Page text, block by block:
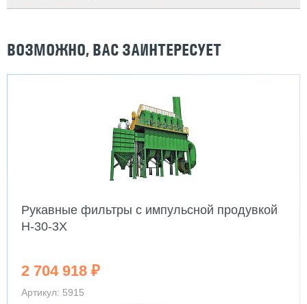
ВОЗМОЖНО, ВАС ЗАИНТЕРЕСУЕТ
Рукавные фильтры с импульсной продувкой
H-30-3X
2 704 918 ₽
Артикул: 5915